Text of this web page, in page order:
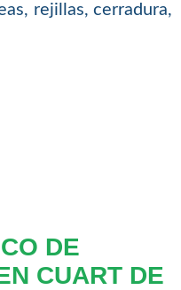
rejillas, cerradura,
DE
CUART DE